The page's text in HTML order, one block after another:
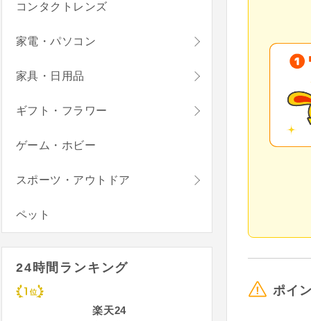
ポイ
コンタクトレンズ
家電・パソコン
家具・日用品
ギフト・フラワー
ゲーム・ホビー
スポーツ・アウトドア
ペット
24時間ランキング
楽天24